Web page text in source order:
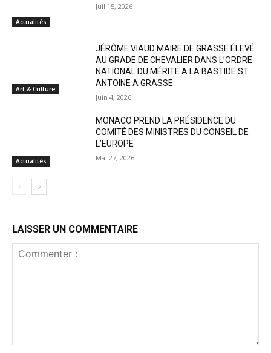
Actualités
Juil 15, 2026
Art & Culture
JÉRÔME VIAUD MAIRE DE GRASSE ÉLEVÉ
AU GRADE DE CHEVALIER DANS L’ORDRE
NATIONAL DU MÉRITE A LA BASTIDE ST
ANTOINE A GRASSE
Juin 4, 2026
Actualités
MONACO PREND LA PRÉSIDENCE DU
COMITÉ DES MINISTRES DU CONSEIL DE
L’EUROPE
Mai 27, 2026
LAISSER UN COMMENTAIRE